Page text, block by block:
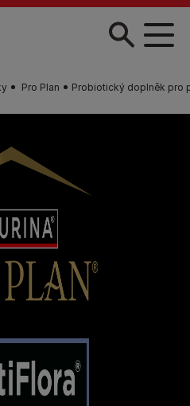
Pro Plan Probiotický doplněk pro